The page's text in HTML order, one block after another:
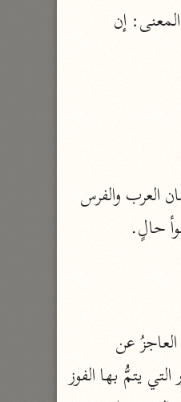
العزيز
(٣٩٩ هـ)
المأثور
الشاطبي
أحدها: أن معناه المكث أي: فتمكُث في النَّاس مذموماً مخذولاً، وهذه اللفظة مستعملةٌ في لسان العرب والفرس
حالٍ.
تحصيلها، فإنَّه لا يسعى، بل يبقى جالساً قاعداً عن الطَّلب، فلمَّا كان القيام على الرَّجلِ أحد الأمور التي يتمُّ بها الفوز